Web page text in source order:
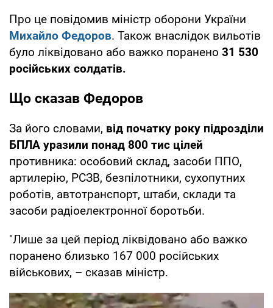
Про це повідомив міністр оборони України
Михайло Федоров. Також внаслідок вильотів
було ліквідовано або важко поранено 31 530
російських солдатів.
Що сказав Федоров
За його словами, від початку року підрозділи
БПЛА уразили понад 800 тис цілей
противника: особовий склад, засоби ППО,
артилерію, РСЗВ, безпілотники, сухопутних
роботів, автотранспорт, штаби, склади та
засоби радіоелектронної боротьби.
"Лише за цей період ліквідовано або важко
поранено близько 167 000 російських
військових, – сказав міністр.